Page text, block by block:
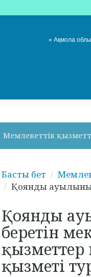
« Ақмола
Мемлекеттік
Басты бет
Қоянды
Қоянды
беретін
қызметтер
қызметі